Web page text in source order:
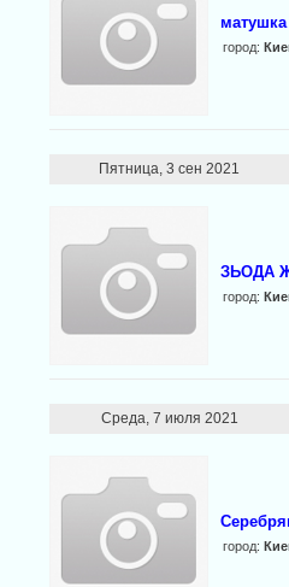
город:
Пятница, 3 сен 2021
ЗЬОДА
город:
Среда, 7 июля 2021
город: